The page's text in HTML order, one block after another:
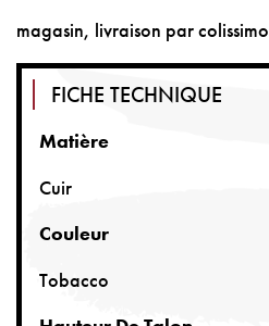
magasin, livraison par colissimo
FICHE TECHNIQUE
Matière
Cuir
Couleur
Tobacco